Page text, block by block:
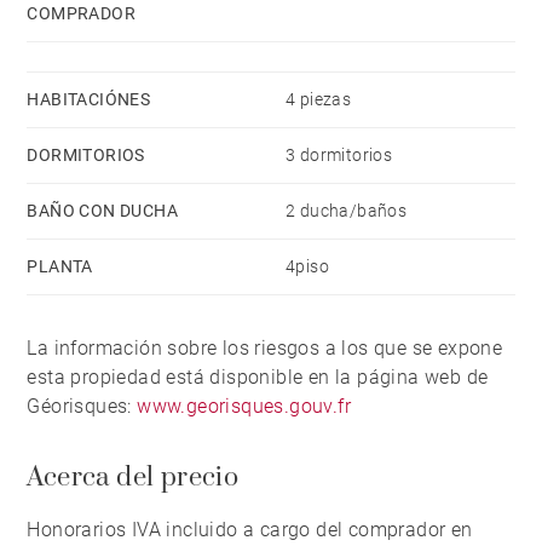
COMPRADOR
HABITACIÓNES 4 piezas
DORMITORIOS 3 dormitorios
BAÑO CON DUCHA 2 ducha/baños
PLANTA 4piso
La información sobre los riesgos a los que se expone
esta propiedad está disponible en la página web de
Géorisques:www.georisques.gouv.fr
Acerca del precio
Honorarios IVA incluido a cargo del comprador en